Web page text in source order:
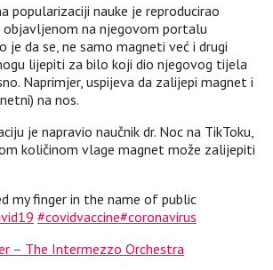
popularizaciji nauke je reproducirao
objavljenom na njegovom portalu
je da se, ne samo magneti već i drugi
lijepiti za bilo koji dio njegovog tijela
Naprimjer, uspijeva da zalijepi magnet i
na nos.
je napravio naučnik dr. Noc na TikToku,
količinom vlage magnet može zalijepiti
my finger in the name of public
#covidvaccine#coronavirus
– The Intermezzo Orchestra